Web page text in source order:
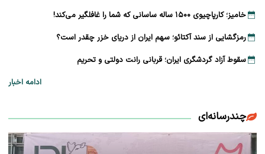
خامیز؛ کارپاچیوی ۱۵۰۰ ساله ساسانی که شما را غافلگیر می‌کند!
رمزگشایی از سند آکتائو؛ سهم ایران از دریای خزر چقدر است؟
سقوط آزاد گردشگری ایران؛ قربانی رانت دولتی و تحریم
ادامه اخبار
چندرسانه‌ای